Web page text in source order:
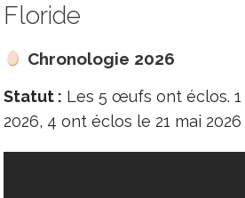
Floride
Chronologie 2026
Statut : Les 5 œufs ont éclos. 1
2026, 4 ont éclos le 21 mai 2026